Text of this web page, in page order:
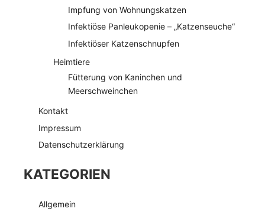
Impfung von Wohnungskatzen
Infektiöse Panleukopenie – „Katzenseuche“
Infektiöser Katzenschnupfen
Heimtiere
Fütterung von Kaninchen und
Meerschweinchen
Kontakt
Impressum
Datenschutzerklärung
KATEGORIEN
Allgemein